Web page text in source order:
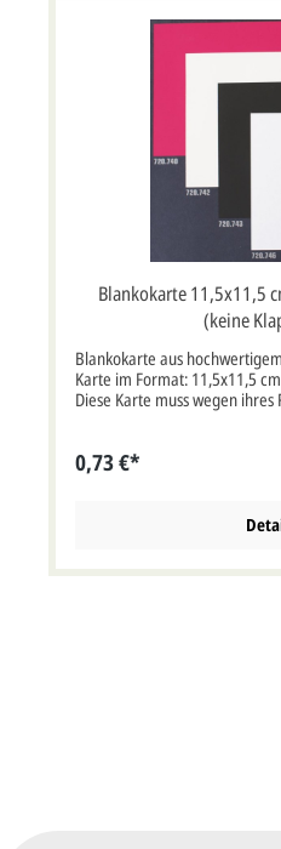
Blankokarte 11,5x11,5
(keine
Blankokarte aus
Karte im Format: 11,5x11,5
Diese Karte muss wegen
0,73 €*